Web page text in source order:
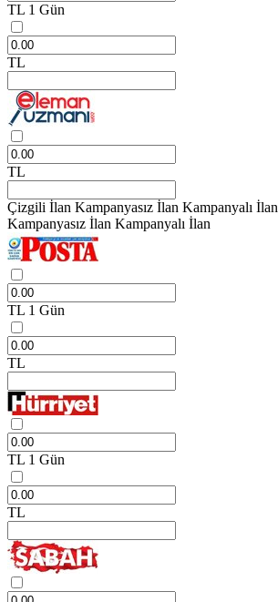
TL 1 Gün
TL
TL
Çizgili İlan Kampanyasız İlan Kampanyalı İlan
Kampanyasız İlan Kampanyalı İlan
TL 1 Gün
TL
TL 1 Gün
TL